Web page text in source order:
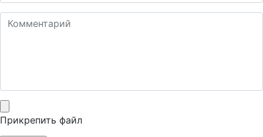
Прикрепить файл